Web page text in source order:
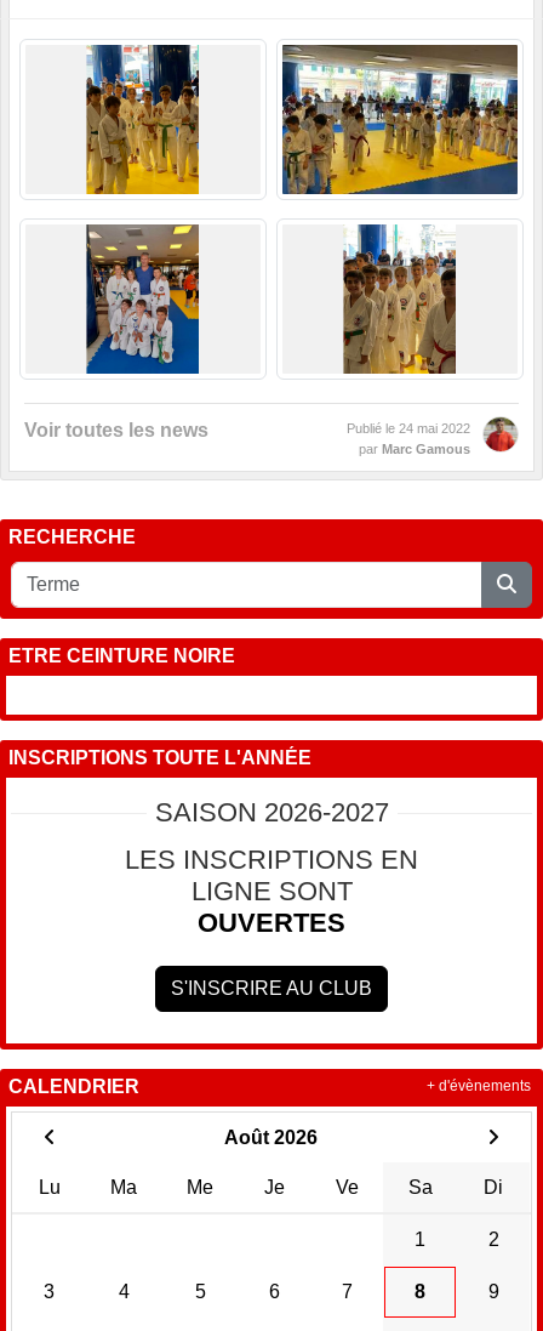
Voir toutes les news Publié le 24 mai 2022
par Marc Gamous
RECHERCHE
ETRE CEINTURE NOIRE
INSCRIPTIONS TOUTE L'ANNÉE
SAISON 2026-2027
LES INSCRIPTIONS EN
LIGNE SONT
OUVERTES
S'INSCRIRE AU CLUB
CALENDRIER
Août 2026
Lu Ma Me Je Ve Sa Di
1 2
3 4 5 6 7 8 9
+ d'évènements